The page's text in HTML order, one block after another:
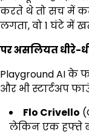
करते थे तो सच में
लगता, वो 1 घंटे में
पर असलियत धीरे-
Playground AI के
और भी स्टार्टअप
Flo Crivello
लेकिन एक हफ्ते